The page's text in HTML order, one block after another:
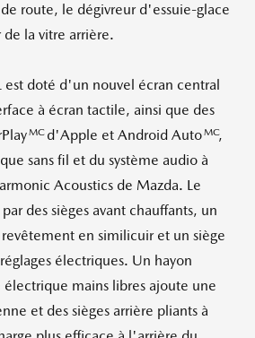
route, le dégivreur d'essuie-glace
la vitre arrière.
doté d'un nouvel écran central
à écran tactile, ainsi que des
MCd'Apple et Android AutoMC,
sans fil et du système audio à
Acoustics de Mazda. Le
des sièges avant chauffants, un
en similicuir et un siège
électriques. Un hayon
mains libres ajoute une
et des sièges arrière pliants à